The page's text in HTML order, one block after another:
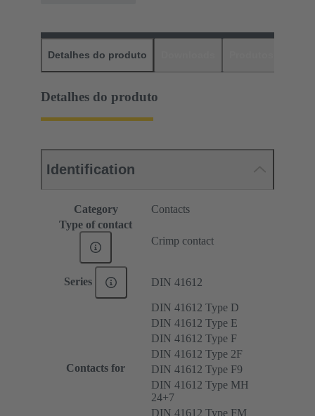
Detalhes do produto
Detalhes do produto
Identification
Category
Contacts
Type of contact
Crimp contact
Series DIN 41612
Contacts for
DIN 41612 Type D
DIN 41612 Type E
DIN 41612 Type F
DIN 41612 Type 2F
DIN 41612 Type F9
DIN 41612 Type MH
24+7
DIN 41612 Type FM